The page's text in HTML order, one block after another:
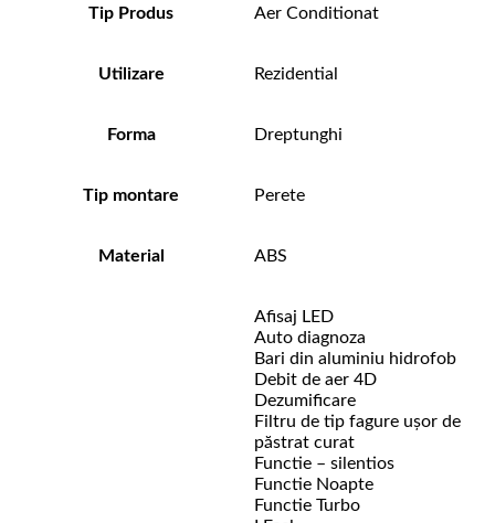
Tip Produs Aer Conditionat
Utilizare Rezidential
Forma Dreptunghi
Tip montare Perete
Material ABS
Afisaj LED
Auto diagnoza
Bari din aluminiu hidrofob
Debit de aer 4D
Dezumificare
Filtru de tip fagure ușor de
păstrat curat
Functie – silentios
Functie Noapte
Functie Turbo